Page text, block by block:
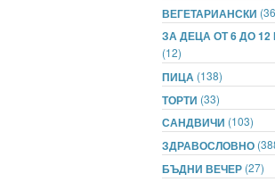
ВЕГЕТАРИАНСКИ
ЗА ДЕЦА ОТ 6 ДО
(12)
ПИЦА (138)
ТОРТИ (33)
САНДВИЧИ (103)
ЗДРАВОСЛОВНО
БЪДНИ ВЕЧЕР (27)